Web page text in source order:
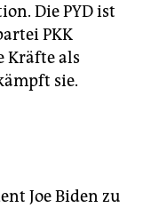
Die PYD ist
PKK
Kräfte als
sie.
Joe Biden zu